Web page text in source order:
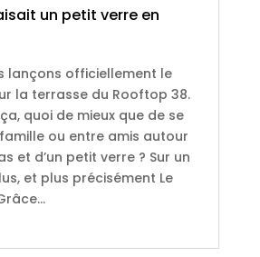
un petit verre en
lançons officiellement le
la terrasse du Rooftop 38.
quoi de mieux que de se
ou entre amis autour
et d’un petit verre ? Sur un
et plus précisément Le